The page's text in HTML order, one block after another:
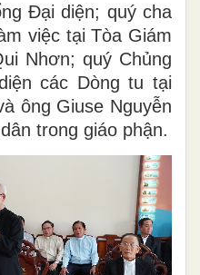
Đại diện; quý cha
việc tại Tòa Giám
Nhơn; quý Chủng
các Dòng tu tại
ông Giuse Nguyễn
trong giáo phận.